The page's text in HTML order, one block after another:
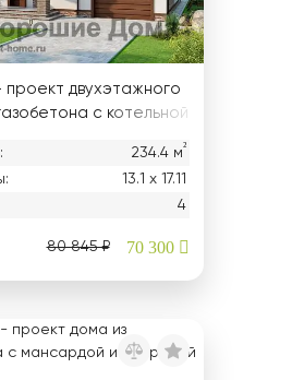
проект двухэтажного
с котельной
234.4 м²
13.1 х 17.11
4
80 845 ₽ 70 300